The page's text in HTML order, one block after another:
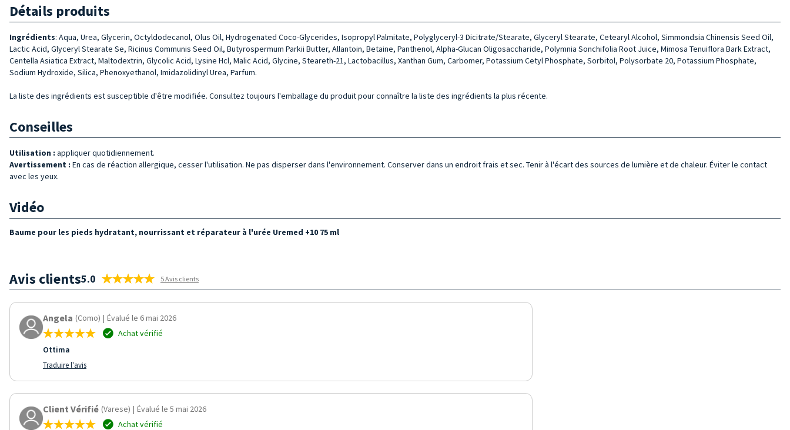
Détails produits
Ingrédients: Aqua, Urea, Glycerin, Octyldodecanol, Olus Oil, Hydroge­nated Coco-Glycerides, Isopropyl Palmitate, Polyglyceryl-3 Dicitrate/Stearate, Glyceryl Stearate, Cete­aryl Alcohol, Simmondsia Chinensis Seed Oil,
Lactic Acid, Glyceryl Stea­rate Se, Ricinus Communis Seed Oil, Butyrospermum Parkii Butter, Allan­toin, Betaine, Panthenol, Alpha-Glu­can Oligosaccharide, Polymnia Son­chifolia Root Juice, Mimosa Tenui­flora Bark Extract,
Centella Asiatica Extract, Maltodextrin, Glycolic Acid, Lysine Hcl, Malic Acid, Glycine, Ste­areth-21, Lactobacillus, Xanthan Gum, Carbomer, Potassium Cetyl Phosphate, Sorbitol, Polysorbate 20, Potassium Phosphate,
Sodium Hydroxide, Silica, Phenoxyethanol, Imidazolidinyl Urea, Parfum.
La liste des ingrédients est susceptible d'être modifiée. Consultez toujours l'emballage du produit pour connaître la liste des ingrédients la plus récente.
Conseilles
Utilisation : appliquer quotidiennement.
Avertissement : En cas de réaction allergique, cesser l'utilisation. Ne pas disperser dans l'environnement. Conserver dans un endroit frais et sec. Tenir à l'écart des sources de lumière et de chaleur. Éviter le contact
avec les yeux.
Vidéo
Baume pour les pieds hydratant, nourrissant et réparateur à l'urée Uremed +10 75 ml
Avis clients5.0 5 Avis clients
Angela (Como) | Évalué le 6 mai 2026
Achat vérifié
Ottima
Traduire l'avis
Client Vérifié (Varese) | Évalué le 5 mai 2026
Achat vérifié